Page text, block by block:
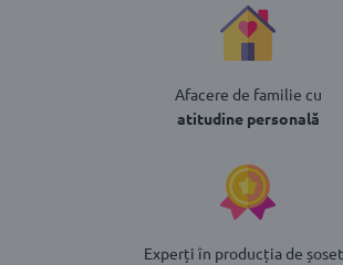
Afacere de familie cu
atitudine personală
Experți în producția de